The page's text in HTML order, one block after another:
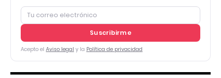
Suscribirme
Acepto el Aviso legal y la Política de privacidad